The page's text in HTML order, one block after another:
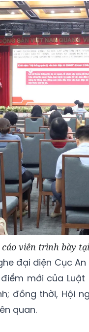
cáo viên trình bày
đại diện Cục
mới của
đồng thời, Hội
quan.